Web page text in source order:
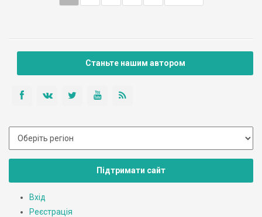
Станьте нашим автором
Підтримати сайт
Вхід
Реєстрація